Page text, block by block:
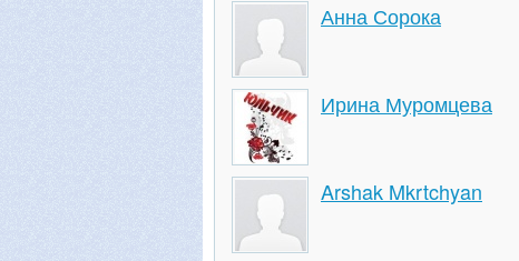
Анна Сорока
Ирина Муромцева
Arshak Mkrtchyan